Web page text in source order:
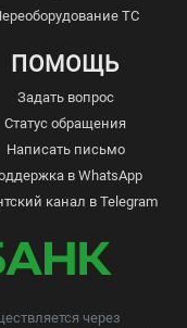
ТС
ПОМОЩЬ
Задать вопрос
Статус обращения
Написать письмо
в WhatsApp
канал в Telegram
через